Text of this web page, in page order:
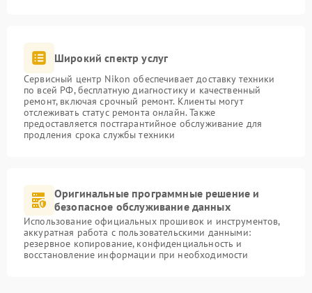
Широкий спектр услуг
Сервисный центр Nikon обеспечивает доставку техники
по всей РФ, бесплатную диагностику и качественный
ремонт, включая срочный ремонт. Клиенты могут
отслеживать статус ремонта онлайн. Также
предоставляется постгарантийное обслуживание для
продления срока службы техники
Оригинальные программные решение и
безопасное обслуживание данных
Использование официальных прошивок и инструментов,
аккуратная работа с пользовательскими данными:
резервное копирование, конфиденциальность и
восстановление информации при необходимости